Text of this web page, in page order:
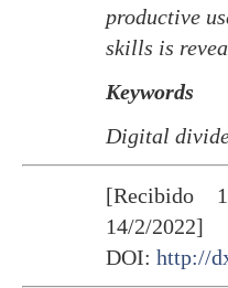
productive
skills is
Keywords
Digital
[Recibido
14/2/2022]
DOI: http://